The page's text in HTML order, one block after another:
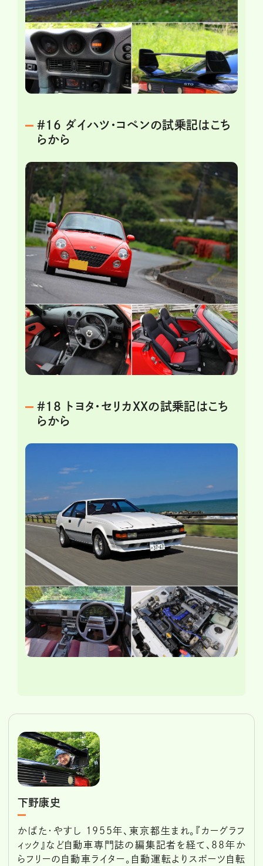
#16 ダイハツ・コペンの試乗記はこち
らから
＃18 トヨタ・セリカXXの試乗記はこち
らから
下野康史
かばた・やすし 1955年、東京都生まれ。『カーグラフ
ィック』など自動車専門誌の編集記者を経て、88年か
らフリーの自動車ライター。自動運転よりスポーツ自転